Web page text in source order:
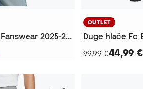
Majica FC Barcelona Fanswear 2025-2026 Žene
OUTLET
99,99 €44,99 €